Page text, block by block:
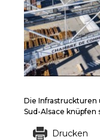
Die Infrastruckturen
Sud-Alsace knüpfen
Drucken